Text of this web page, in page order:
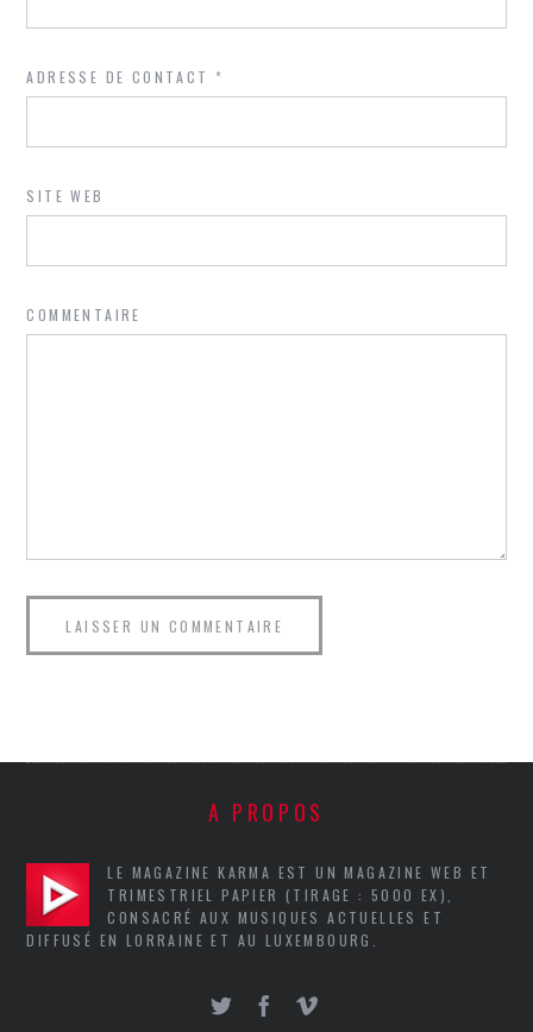
ADRESSE DE CONTACT*
SITE WEB
COMMENTAIRE
A PROPOS
LE MAGAZINE KARMA EST UN MAGAZINE WEB ET
TRIMESTRIEL PAPIER (TIRAGE : 5000 EX),
CONSACRÉ AUX MUSIQUES ACTUELLES ET
DIFFUSÉ EN LORRAINE ET AU LUXEMBOURG.